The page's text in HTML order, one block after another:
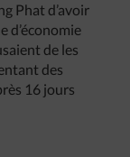
Phat d’avoir
d’économie
de les
des
16 jours